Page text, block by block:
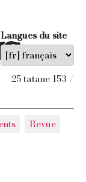
25 tatane 153 /
Langues du site
Revue